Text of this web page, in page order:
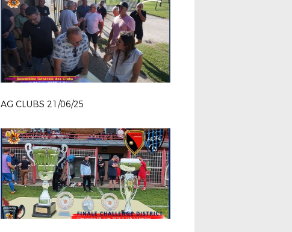
AG CLUBS 21/06/25